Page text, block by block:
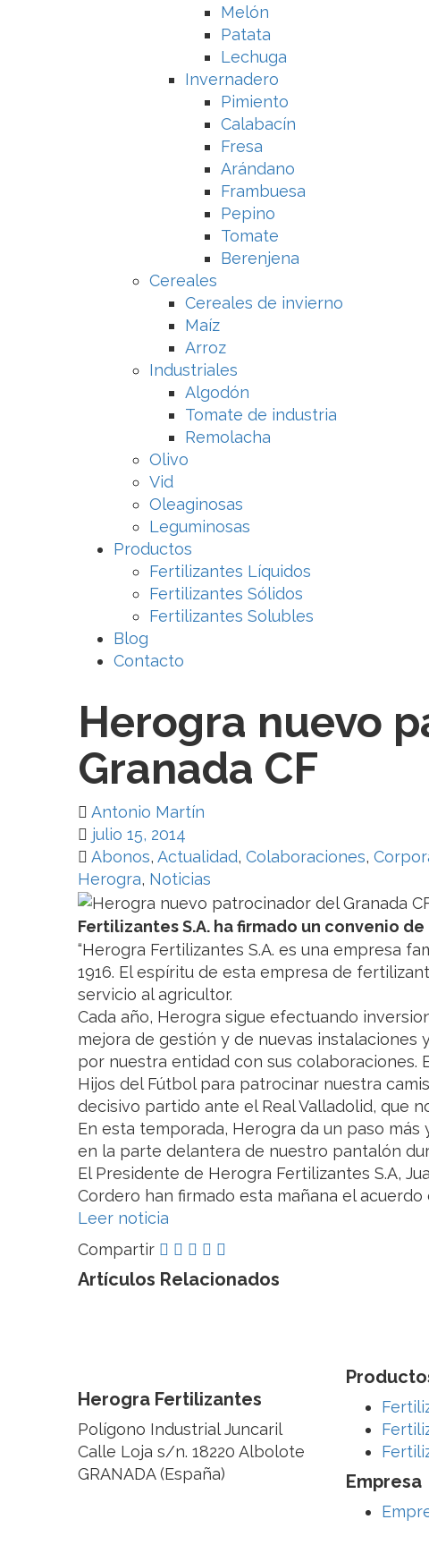
Melón
Patata
Lechuga
Invernadero
Pimiento
Calabacín
Fresa
Arándano
Frambuesa
Pepino
Tomate
Berenjena
Cereales
Cereales de invierno
Maíz
Arroz
Industriales
Algodón
Tomate de industria
Remolacha
Olivo
Vid
Oleaginosas
Leguminosas
Productos
Fertilizantes Líquidos
Fertilizantes Sólidos
Fertilizantes Solubles
Blog
Contacto
Herogra nuevo
Granada CF
Antonio Martín
julio 15, 2014
Abonos, Actualidad, Colaboraciones,
Herogra, Noticias
Fertilizantes S.A. ha firmado un convenio
“Herogra Fertilizantes S.A. es una empresa
1916. El espíritu de esta empresa de
servicio al agricultor.
Cada año, Herogra sigue efectuando
mejora de gestión y de nuevas instalaciones
por nuestra entidad con sus colaboraciones.
Hijos del Fútbol para patrocinar nuestra
decisivo partido ante el Real Valladolid, que
En esta temporada, Herogra da un paso
en la parte delantera de nuestro pantalón
El Presidente de Herogra Fertilizantes S.A,
Cordero han firmado esta mañana el acuerdo
Leer noticia
Compartir
Artículos Relacionados
Herogra Fertilizantes
Polígono Industrial Juncaril
Calle Loja s/n. 18220 Albolote
GRANADA (España)
Empresa